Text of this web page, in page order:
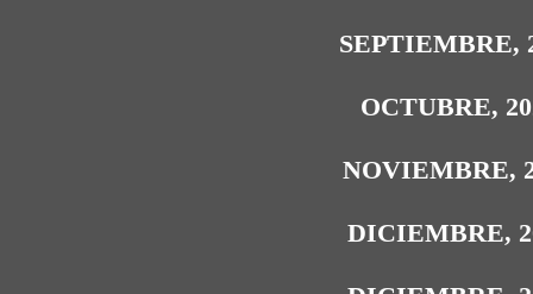
SEPTIEMBRE,
OCTUBRE,
NOVIEMBRE,
DICIEMBRE,